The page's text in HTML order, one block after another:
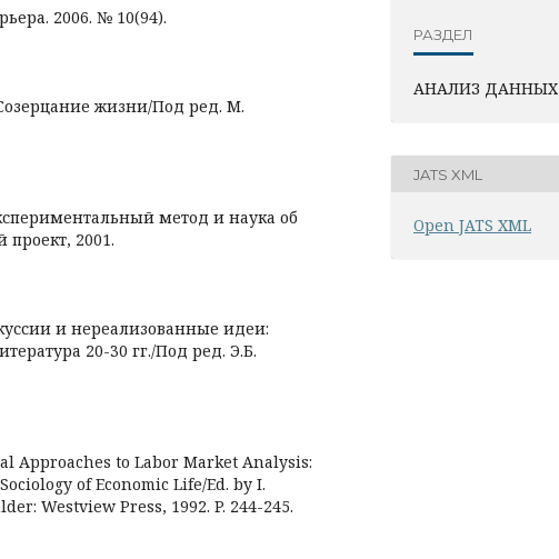
2006. № 10(94).
жизни/Под ред. М.
метод и наука об
2001.
и нереализованные идеи:
20-30 гг./Под ред. Э.Б.
Approaches to Labor Market Analysis:
of Economic Life/Ed. by I.
Westview Press, 1992. P. 244-245.
РАЗДЕЛ
АНАЛИЗ ДАННЫХ
JATS XML
Open JATS XML